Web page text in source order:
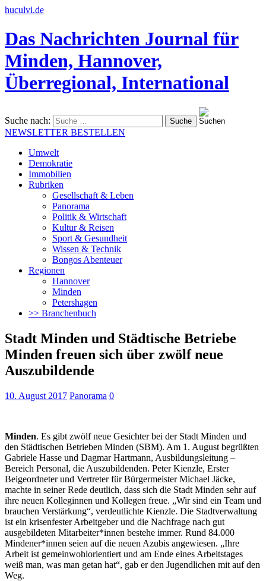
huculvi.de
Das Nachrichten Journal für
Minden, Hannover,
Überregional, International
Suche nach:
NEWSLETTER BESTELLEN
Umwelt
Demokratie
Immobilien
Rubriken
Gesellschaft & Leben
Panorama
Politik & Wirtschaft
Kultur & Reisen
Sport & Gesundheit
Wissen & Technik
Bongos Abenteuer
Regionen
Hannover
Minden
Petershagen
>> Branchenbuch
Stadt Minden und Städtische Betriebe
Minden freuen sich über zwölf neue
Auszubildende
10. August 2017 Panorama 0
Minden. Es gibt zwölf neue Gesichter bei der Stadt Minden und
den Städtischen Betrieben Minden (SBM). Am 1. August begrüßten
Gabriele Hasse und Dagmar Hartmann, Ausbildungsleitung –
Bereich Personal, die Auszubildenden. Peter Kienzle, Erster
Beigeordneter und Vertreter für Bürgermeister Michael Jäcke,
machte in seiner Rede deutlich, dass sich die Stadt Minden sehr auf
ihre neuen Kolleginnen und Kollegen freue. „Wir sind ein Team und
brauchen Verstärkung“, verdeutlichte Kienzle. Die Stadtverwaltung
ist ein krisenfester Arbeitgeber und die Nachfrage nach gut
ausgebildeten Mitarbeiter*innen bestehe immer. Rund 84.000
Mindener*innen seien auf die neuen Azubis angewiesen. „Ihre
Arbeit ist gemeinwohlorientiert und am Ende eines Arbeitstages
weiß man, was man getan hat“, gab er den Jugendlichen mit auf den
Weg.